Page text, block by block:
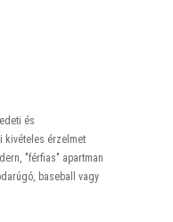
és
kivételes érzelmet
"férfias" apartman
baseball vagy